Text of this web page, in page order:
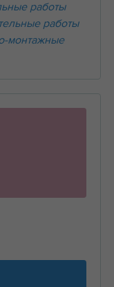
работы
работы
монтажные